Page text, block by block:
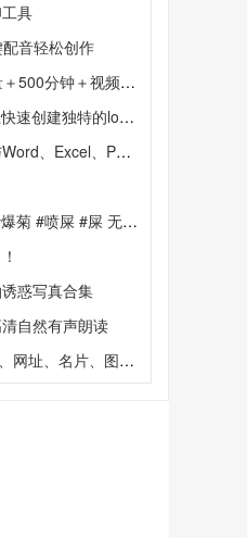
具
音轻松创作
分钟＋视频会员
创建独特的logo。
作简单一键转换，保留原文档排版与清晰度。
喷屎 #屎 无不良引导
惑写真合集
自然有声朗读
等多格式内容一键转为二维码